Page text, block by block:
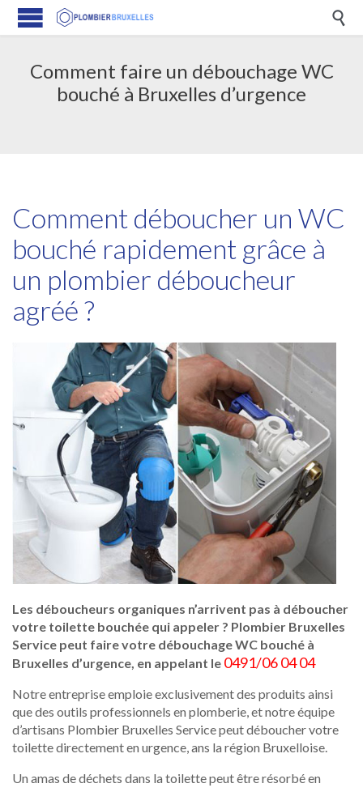

Comment faire un débouchage WC
bouché à Bruxelles d’urgence
Comment déboucher un WC
bouché rapidement grâce à
un plombier déboucheur
agréé ?
Les déboucheurs organiques n’arrivent pas à déboucher
votre toilette bouchée qui appeler ? Plombier Bruxelles
Service peut faire votre débouchage WC bouché à
Bruxelles d’urgence, en appelant le 0491/06 04 04
Notre entreprise emploie exclusivement des produits ainsi
que des outils professionnels en plomberie, et notre équipe
d’artisans Plombier Bruxelles Service peut déboucher votre
toilette directement en urgence, ans la région Bruxelloise.
Un amas de déchets dans la toilette peut être résorbé en